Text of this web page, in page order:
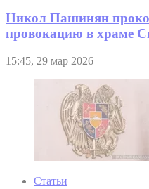
Никол Пашинян
провокацию в храме
15:45, 29 мар 2026
Статьи